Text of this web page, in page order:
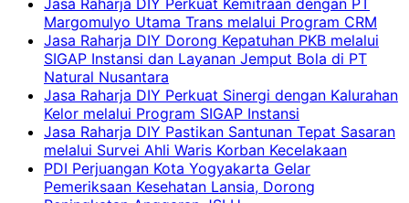
Margomulyo Utama Trans melalui Program CRM
Jasa Raharja DIY Dorong Kepatuhan PKB melalui
SIGAP Instansi dan Layanan Jemput Bola di PT
Natural Nusantara
Jasa Raharja DIY Perkuat Sinergi dengan Kalurahan
Kelor melalui Program SIGAP Instansi
Jasa Raharja DIY Pastikan Santunan Tepat Sasaran
melalui Survei Ahli Waris Korban Kecelakaan
PDI Perjuangan Kota Yogyakarta Gelar
Pemeriksaan Kesehatan Lansia, Dorong